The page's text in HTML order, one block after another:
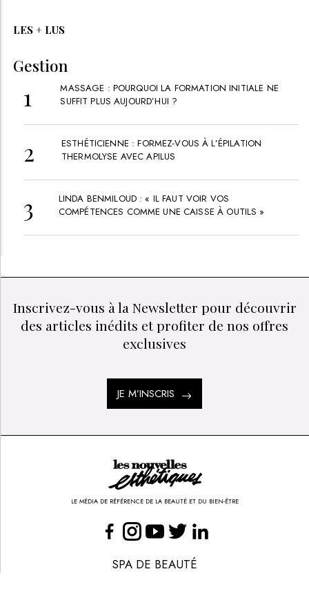
LES + LUS
Gestion
ESTHÉTICIENNE : FORMEZ-VOUS À L’ÉPILATION
THERMOLYSE AVEC APILUS
Inscrivez-vous à la Newsletter pour découvrir
des articles inédits et profiter de nos offres
exclusives